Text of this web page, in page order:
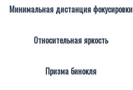
Минимальная дистанция фокусировки
Относительная яркость
Призма бинокля